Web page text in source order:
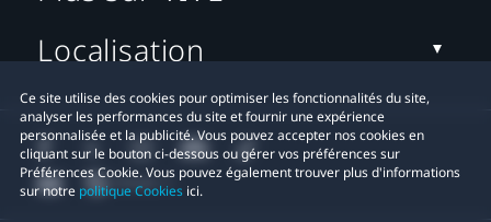
Ce site utilise des cookies pour optimiser les fonctionnalités du site,
analyser les performances du site et fournir une expérience
personnalisée et la publicité. Vous pouvez accepter nos cookies en
cliquant sur le bouton ci-dessous ou gérer vos préférences sur
Préférences Cookie. Vous pouvez également trouver plus d'informations
sur notre politique Cookies ici.
Localisation